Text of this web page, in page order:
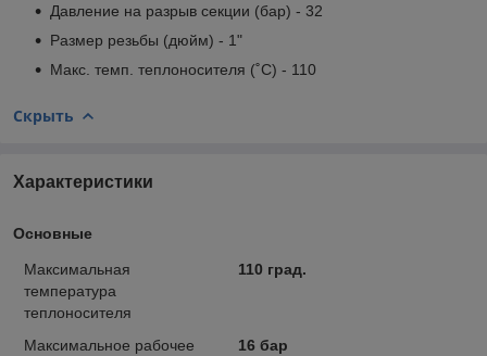
Давление на разрыв секции (бар) - 32
Размер резьбы (дюйм) - 1"
Макс. темп. теплоносителя (˚C) - 110
Скрыть
Характеристики
Основные
Максимальная
температура
теплоносителя
110 град.
Максимальное рабочее
16 бар